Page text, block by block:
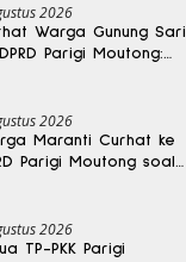
2026
Warga Gunung Sari
Parigi Moutong:
2026
Maranti Curhat ke
Parigi Moutong soal
2026
TP-PKK Parigi